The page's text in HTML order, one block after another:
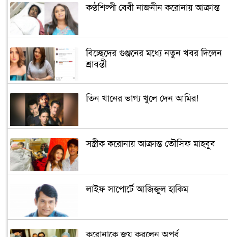
কণ্ঠশিল্পী বেবী নাজনীন করোনায় আক্রান্ত
বিচ্ছেদের গুঞ্জনের মধ্যে নতুন খবর দিলেন
শ্রাবন্তী
তিন খানের ভাগ্য খুলে দেন আমির!
সস্ত্রীক করোনায় আক্রান্ত তৌসিফ মাহবুব
লাইফ সাপোর্টে আজিজুল হাকিম
করোনাকে জয় করলেন অপূর্ব